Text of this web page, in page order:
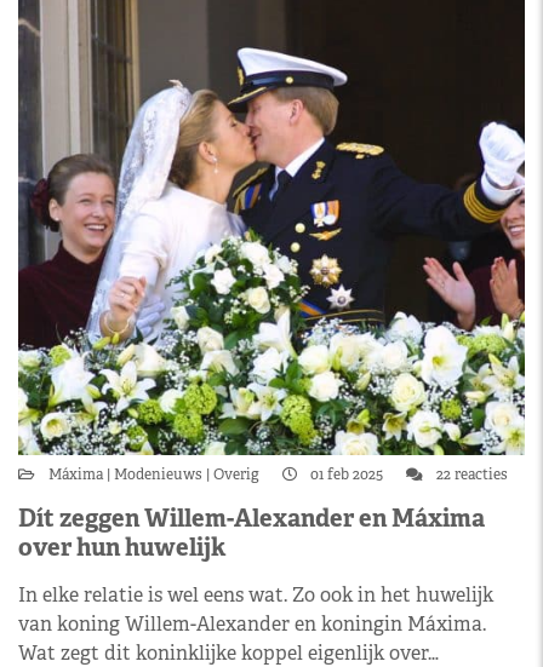
Máxima Modenieuws Overig 01 feb 2025 22 reacties
Dít zeggen Willem-Alexander en Máxima
over hun huwelijk
In elke relatie is wel eens wat. Zo ook in het huwelijk
van koning Willem-Alexander en koningin Máxima.
Wat zegt dit koninklijke koppel eigenlijk over…